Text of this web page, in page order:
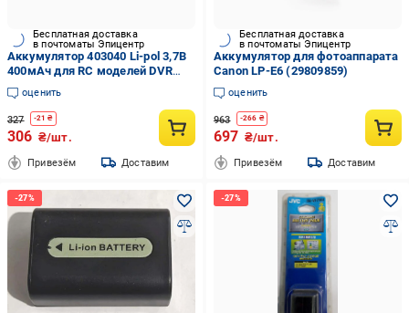
Бесплатная доставка
в почтоматы Эпицентр
Аккумулятор 403040 Li-pol 3,7В
400мАч для RC моделей DVR
GPS/MP3/MP4
оценить
327 -21 ₴
306 ₴/шт.
Привезём Доставим
Бесплатная доставка
в почтоматы Эпицентр
Аккумулятор для фотоаппарата
Canon LP-E6 (29809859)
оценить
963 -266 ₴
697 ₴/шт.
Привезём Доставим